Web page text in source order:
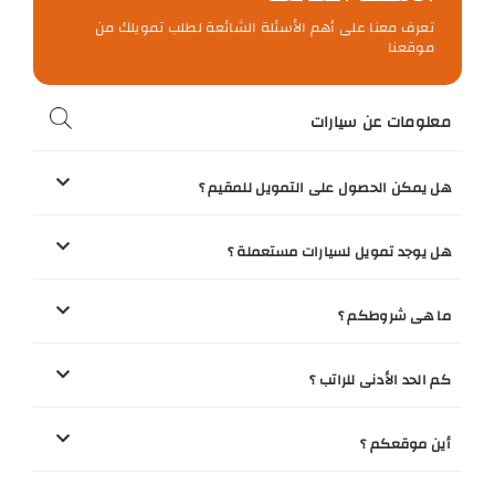
تعرف معنا على أهم الأسئلة الشائعة لطلب تمويلك من
موقعنا
معلومات عن سيارات
هل يمكن الحصول على التمويل للمقيم ؟
هل يوجد تمويل لسيارات مستعملة ؟
ما هى شروطكم ؟
كم الحد الأدنى للراتب ؟
أين موقعكم ؟